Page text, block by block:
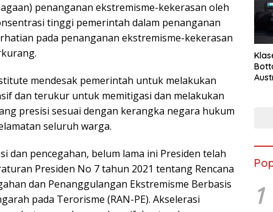
penanganan ekstremisme-kekerasan oleh
tinggi pemerintah dalam penanganan
pada penanganan ekstremisme-kekerasan
mendesak pemerintah untuk melakukan
dan terukur untuk memitigasi dan melakukan
presisi sesuai dengan kerangka negara hukum
seluruh warga.
dan pencegahan, belum lama ini Presiden telah
Presiden No 7 tahun 2021 tentang Rencana
dan Penanggulangan Ekstremisme Berbasis
pada Terorisme (RAN-PE). Akselerasi
1